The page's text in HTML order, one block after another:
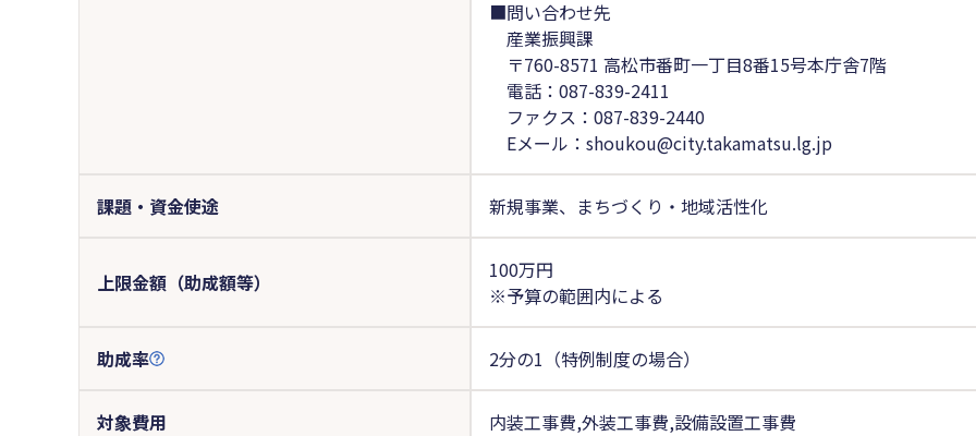
■問い合わせ先
産業振興課
〒760-8571 高松市番町一丁目8番15号本庁舎7階
電話：087-839-2411
ファクス：087-839-2440
Eメール：shoukou@city.takamatsu.lg.jp
課題・資金使途 新規事業、まちづくり・地域活性化
上限金額（助成額等）
100万円
※予算の範囲内による
助成率 2分の1（特例制度の場合）
対象費用 内装工事費,外装工事費,設備設置工事費